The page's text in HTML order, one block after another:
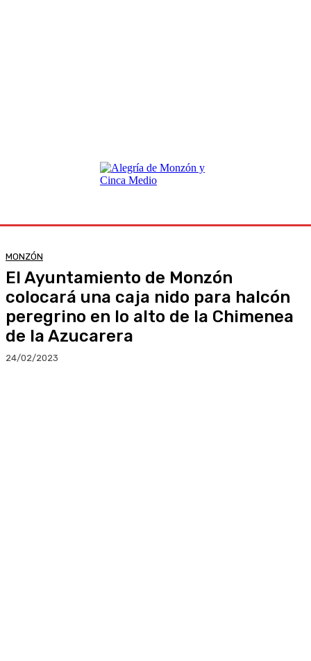
MONZÓN
El Ayuntamiento de Monzón
colocará una caja nido para halcón
peregrino en lo alto de la Chimenea
de la Azucarera
24/02/2023